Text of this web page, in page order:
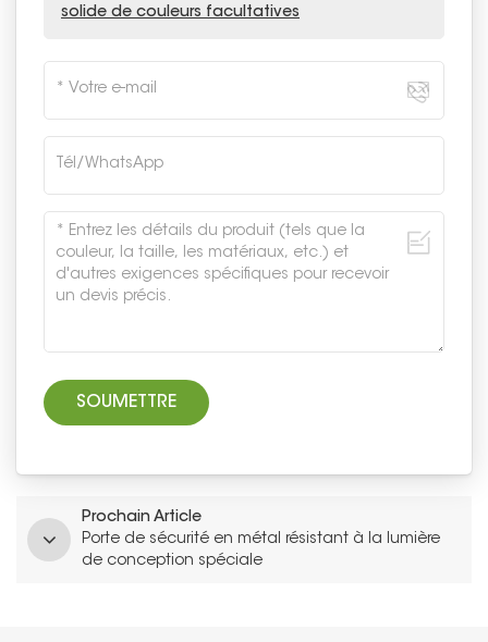
solide de couleurs facultatives
Prochain Article
Porte de sécurité en métal résistant à la lumière
de conception spéciale